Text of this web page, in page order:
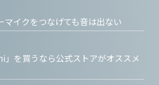
イクをつなげても音は出ない
」を買うなら公式ストアがオススメ